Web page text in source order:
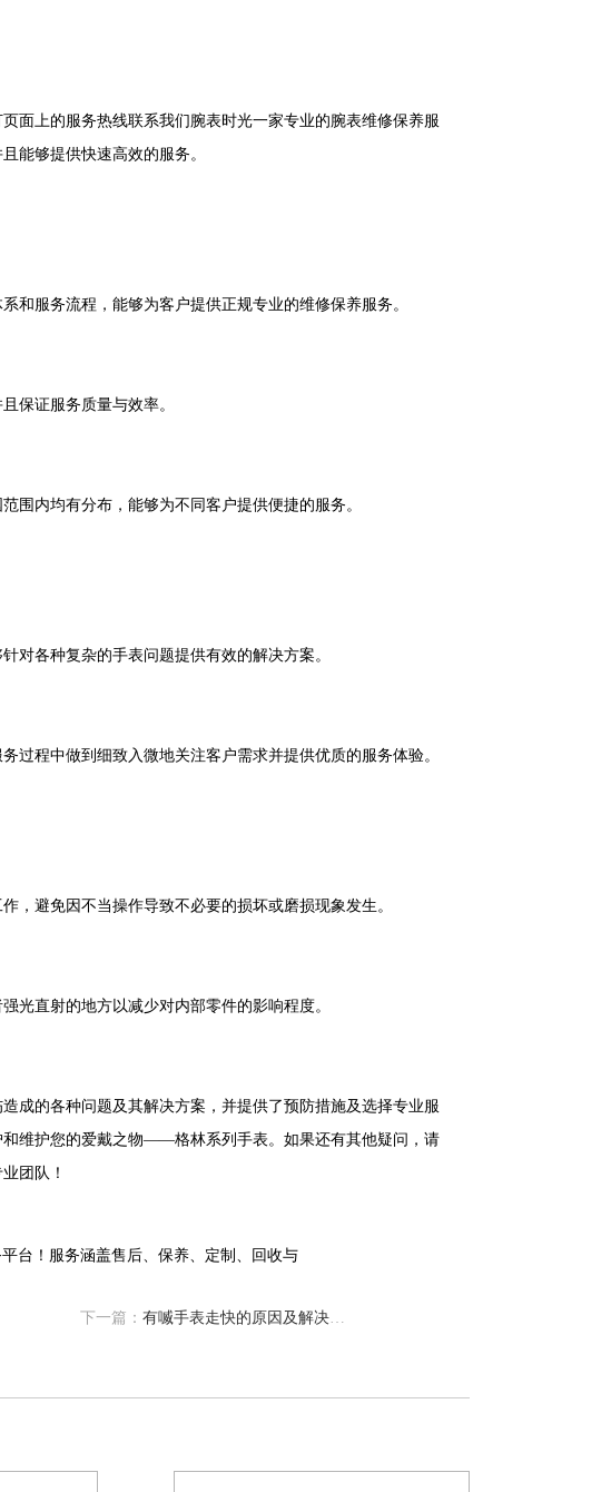
面上的服务热线联系我们腕表时光一家专业的腕表维修保养服
能够提供快速高效的服务。
和服务流程，能够为客户提供正规专业的维修保养服务。
保证服务质量与效率。
围内均有分布，能够为不同客户提供便捷的服务。
对各种复杂的手表问题提供有效的解决方案。
过程中做到细致入微地关注客户需求并提供优质的服务体验。
，避免因不当操作导致不必要的损坏或磨损现象发生。
光直射的地方以减少对内部零件的影响程度。
成的各种问题及其解决方案，并提供了预防措施及选择专业服
维护您的爱戴之物——格林系列手表。如果还有其他疑问，请
团队！
下一篇： 有喴手表走快的原因及解决方法